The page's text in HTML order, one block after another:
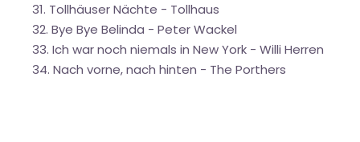
31. Tollhäuser Nächte - Tollhaus
32. Bye Bye Belinda - Peter Wackel
33. Ich war noch niemals in New York - Willi Herren
34. Nach vorne, nach hinten - The Porthers